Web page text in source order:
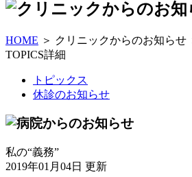
HOME ＞ クリニックからのお知らせ
TOPICS詳細
トピックス
休診のお知らせ
私の“義務”
2019年01月04日 更新